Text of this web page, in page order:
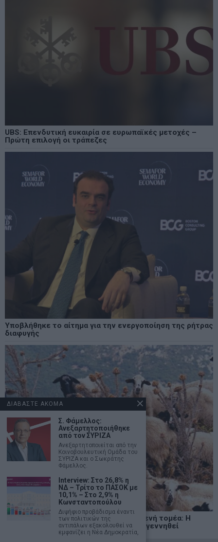
UBS: Επενδυτική ευκαιρία σε ευρωπαϊκές μετοχές –
Πρώτη επιλογή οι τράπεζες
Υποβλήθηκε το αίτημα για την ενεργοποίηση της ρήτρας
διαφυγής
Ένα νέο εθνικό όραμα για τον πρωτογενή τομέα: Η
ελληνική κτηνοτροφία μπορεί να ξαναγεννηθεί
ΔΙΑΒΑΣΤΕ ΑΚΟΜΑ
Σ. Φάμελλος:
Ανεξαρτητοποιήθηκε
από τον ΣΥΡΙΖΑ
Ανεξαρτητοποιείται από την
Κοινοβουλευτική Ομάδα του
ΣΥΡΙΖΑ και ο Σωκράτης
Φάμελλος.
Interview: Στο 26,8% η
ΝΔ – Τρίτο το ΠΑΣΟΚ με
10,1% – Στο 2,9% η
Κωνσταντοπούλου
Διψήφιο προβάδισμα έναντι
των πολιτικών της
αντιπάλων εξακολουθεί να
εμφανίζει η Νέα Δημοκρατία,